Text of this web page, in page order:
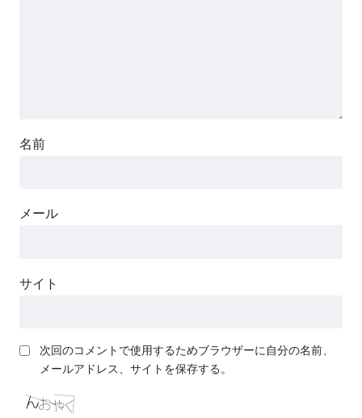
名前
メール
サイト
次回のコメントで使用するためブラウザーに自分の名前、
メールアドレス、サイトを保存する。